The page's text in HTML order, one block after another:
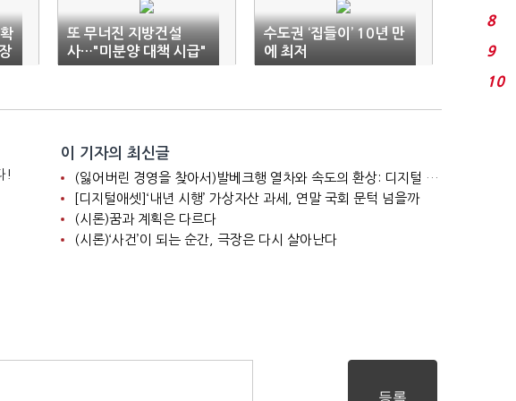
또 무너진 지방건설
사…"미분양 대책 시급"
수도권 ‘집들이’ 10년 만
에 최저
!
이 기자의 최신글
(잃어버린 경영을 찾아서)발베크행 열차와 속도의 환상: 디지털 전환과 물류 혁신의 포용적 노동 전략
[디지털애셋]‘내년 시행’ 가상자산 과세, 연말 국회 문턱 넘을까
(시론)꿈과 계획은 다르다
(시론)‘사건’이 되는 순간, 극장은 다시 살아난다
8
9
10